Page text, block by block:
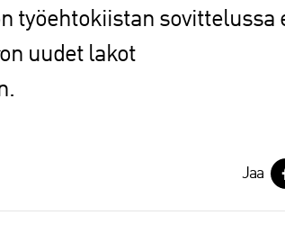
työehtokiistan sovittelussa
uudet lakot
Jaa